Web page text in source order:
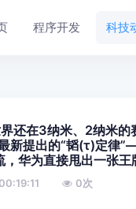
程序开发 科技
还在3纳米、2纳米
新提出的“韬(τ)定律
，华为直接甩出一张
0次